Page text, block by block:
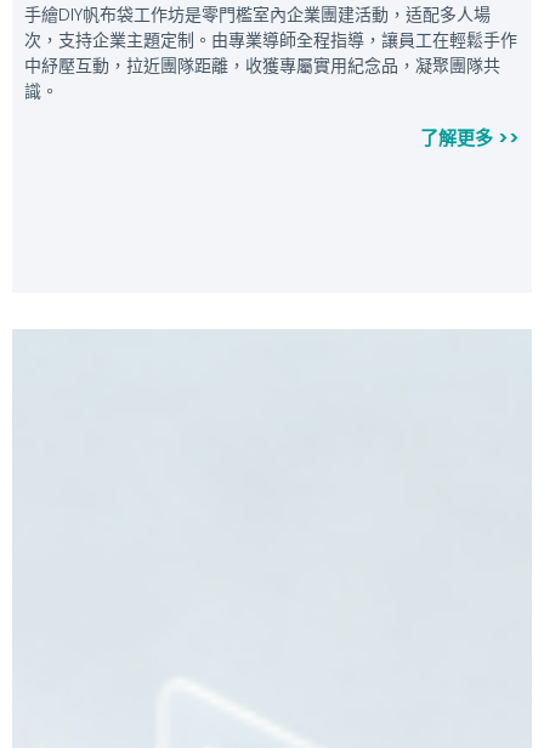
手繪DIY帆布袋工作坊是零門檻室內企業團建活動，适配多人場
次，支持企業主題定制。由專業導師全程指導，讓員工在輕鬆手作
中紓壓互動，拉近團隊距離，收獲專屬實用紀念品，凝聚團隊共
識。
了解更多 >>